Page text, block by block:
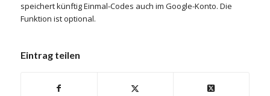
speichert künftig Einmal-Codes auch im Google-Konto. Die
Funktion ist optional.
Eintrag teilen